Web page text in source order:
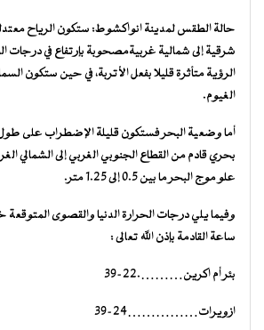
حالة الطقس لمدينة انواكشوط: ستكون الرياح
شرقية إلى شمالية غربيةمصحوبة بإرتفاع في درجات
الرؤية متأثرة قليلا بفعل الأتربة، في حين ستكون
الغيوم.
أما وضعية البحر فستكون قليلة الإضطراب على
بحري قادم من القطاع الجنوبي الغربي إلى الشمالي
علو موج البحر ما بين 0.5 إلى 1.25 متر.
وفيما يلي درجات الحرارة الدنيا والقصوى المتوقعة
ساعة القادمة بإذن الله تعالى :
بئر أم اكرين……….22-39
ازويرات……………24-39